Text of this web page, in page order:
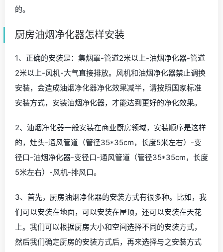
的。
厨房油烟净化器怎样安装
1、正确的安装是：集烟罩-管道2米以上-油烟净化器-管道
2米以上-风机-大气直接排放。风机和油烟净化器禁止调换
安装，会造成油烟净化器净化效果减半，请按照国家标准
安装方式，安装油烟净化器，才能达到更好的净化效果。
2、油烟净化器一般安装在商业厨房领域，安装顺序是这样
的，灶头-通风管道（管径35*35cm，长度5米左右）-变
径口-油烟净化器-变径口-通风管道（管径35*35cm，长度
5米左右）-风机-排风口。
3、首先，厨房油烟净化器的安装方式有很多种。比如，我
们可以安装在地面，可以安装在屋顶，还可以安装在天花
上。我们可以根据厨房大小和空间选择不同的安装方式，
然后我们确定厨房的安装方式后，再来选择与之安装方式